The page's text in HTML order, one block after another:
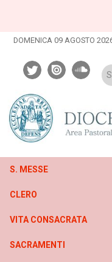
content
DOMENICA 09 AGOSTO
twitterissuu
S. MESSE
CLERO
VITA CONSACRATA
SACRAMENTI